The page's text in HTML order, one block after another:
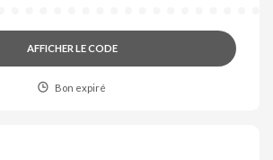
AFFICHER LE CODE
Bon expiré